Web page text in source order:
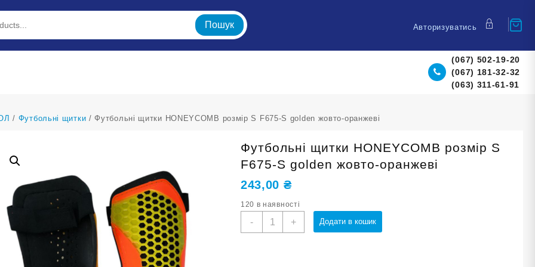
Пошук Авторизуватись
(067) 502-19-20
(067) 181-32-32
(063) 311-61-91
/ Футбольні щитки / Футбольні щитки HONEYCOMB розмір S F675-S golden жовто-оранжеві
Футбольні щитки HONEYCOMB розмір S
F675-S golden жовто-оранжеві
243,00 ₴
120 в наявності
-
Футбольні
+ Додати в кошик